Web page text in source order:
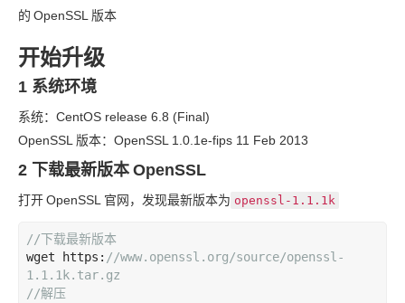
的 OpenSSL 版本
开始升级
1 系统环境
系统：CentOS release 6.8 (Final)
OpenSSL 版本：OpenSSL 1.0.1e-fips 11 Feb 2013
2 下载最新版本 OpenSSL
打开OpenSSL 官网，发现最新版本为 openssl-1.1.1k
//下载最新版本
wget
https : //www.openssl.org/source/openssl-
1.1.1k.tar.gz
//解压